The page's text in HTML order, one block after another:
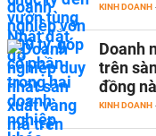
KINH DOANH
Doanh
trên
đồng
KINH DOANH